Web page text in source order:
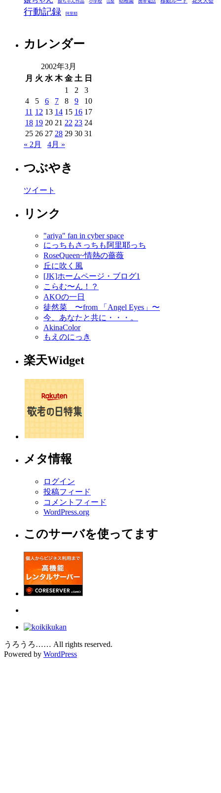
娘ちゃん作品 小学校 山梨 携帯電話
行動記録 阿里耶
カレンダー
2002年3月
月 火 水 木 金 土 日
1
2
3
4
5 6 7 8 9
10
11 12 13 14 15 16 17
18 19 20 21 22 23 24
25 26 27 28 29 30 31
« 2月
4月 »
つぶやき
ツイート
リンク
"ariya" fan in cyber space
にっちもさっちも阿里耶っち
RoseQueen~情熱の薔薇
丘に吹く風
[JK]ホームページ・ブログ1
こらむ〜ん！？
AKOの一日
徒然菜 〜from 「Angel Eyes」〜
今、あなたと共に・・・。
AkinaColor
もえのにっき
楽天Widget
メタ情報
ログイン
投稿フィード
コメントフィード
WordPress.org
このサーバを使ってます
うろうろ…… All rights reserved.
Powered by WordPress